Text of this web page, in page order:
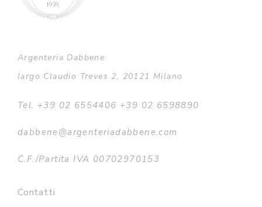
Argenteria Dabbene
largo Claudio Treves 2, 20121 Milano
Tel. +39 02 6554406 +39 02 6598890
dabbene@argenteriadabbene.com
C.F./Partita IVA 00702970153
Contatti